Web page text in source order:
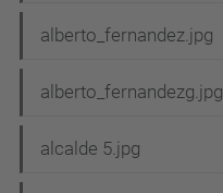
alberto_fernandez.jpg
alberto_fernandezg.jpg
alcalde 5.jpg